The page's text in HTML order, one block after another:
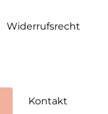
Widerrufs­recht
Kontakt